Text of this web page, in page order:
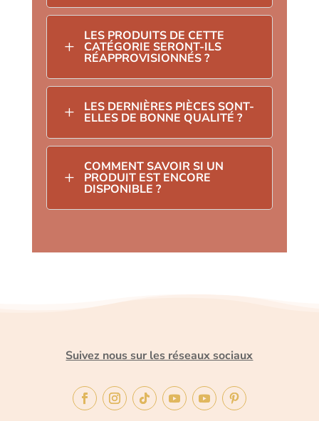
L
LES PRODUITS DE CETTE
CATÉGORIE SERONT-ILS
RÉAPPROVISIONNÉS ?
L LES DERNIÈRES PIÈCES SONT-
ELLES DE BONNE QUALITÉ ?
L
COMMENT SAVOIR SI UN
PRODUIT EST ENCORE
DISPONIBLE ?
Suivez nous sur les réseaux sociaux